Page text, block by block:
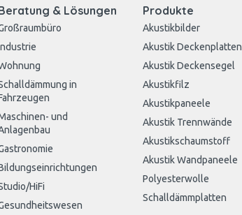
& Lösungen
in
und
HiFi
Produkte
Akustikbilder
Akustik Deckenplatten
Akustik Deckensegel
Akustikfilz
Akustikpaneele
Akustik Trennwände
Akustikschaumstoff
Akustik Wandpaneele
Polyesterwolle
Schalldämmplatten